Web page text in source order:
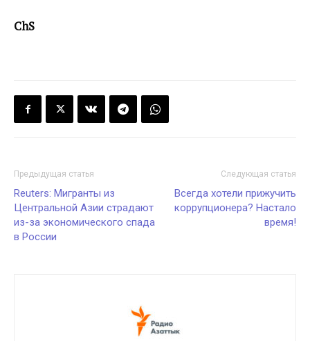
ChS
Предыдущая статья
Reuters: Мигранты из
Центральной Азии страдают
из-за экономического спада
в России
Следующая статья
Всегда хотели прижучить
коррупционера? Настало
время!